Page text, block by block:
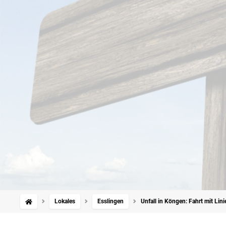
Lokales Esslingen Unfall in Köngen: Fahrt mit